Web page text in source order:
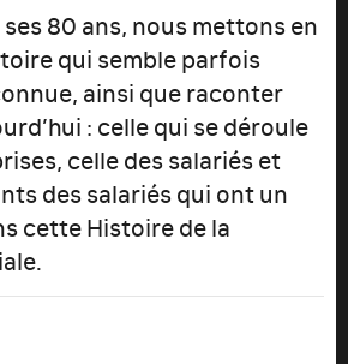
ses 80 ans, nous mettons en
qui semble parfois
ainsi que raconter
: celle qui se déroule
celle des salariés et
des salariés qui ont un
cette Histoire de la